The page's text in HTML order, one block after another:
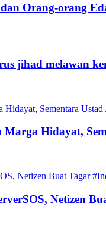
Orang-orang
jihad melawan
Hidayat,
Netizen